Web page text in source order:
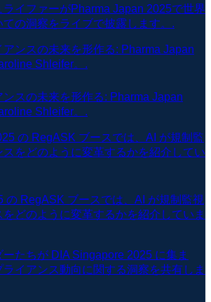
イファーがPharma Japan 2025で世界
の洞察をライブで披露します。.
スの未来を形作る: Pharma Japan
Shleifer。.
の RegASK ブースでは、AI が規制監視
どのように変革するかを紹介していま